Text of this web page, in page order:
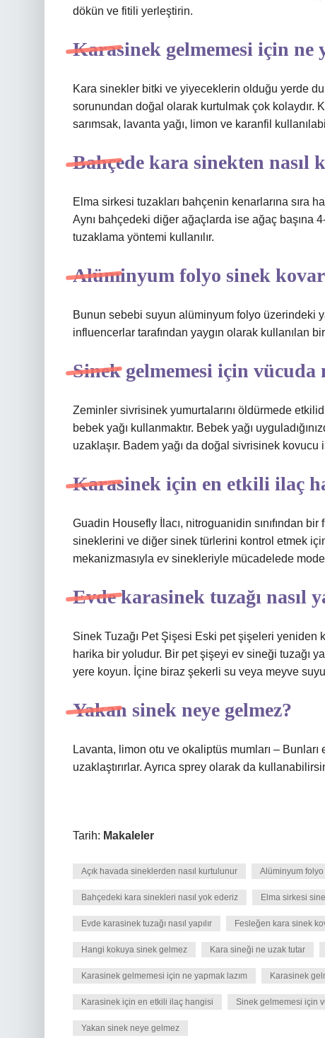
dökün ve fitili yerleştirin.
Karasinek gelmemesi için ne
Kara sinekler bitki ve yiyeceklerin olduğu yerde
sorunundan doğal olarak kurtulmak çok kolaydır.
sarımsak, lavanta yağı, limon ve karanfil
Bahçede kara sinekten
Elma sirkesi tuzakları bahçenin kenarlarına sıra
Aynı bahçedeki diğer ağaçlarda ise ağaç başına
tuzaklama yöntemi kullanılır.
Alüminyum folyo sinek kovar
Bunun sebebi suyun alüminyum folyo üzerindeki
influencerlar tarafından yaygın olarak kullanılan
Sinek gelmemesi için vücuda
Zeminler sivrisinek yumurtalarını öldürmede
bebek yağı kullanmaktır. Bebek yağı
uzaklaşır. Badem yağı da doğal sivrisinek kovucu
Karasinek için en etkili ilaç
Guadin Housefly İlacı, nitroguanidin sınıfından
sineklerini ve diğer sinek türlerini kontrol etmek için
mekanizmasıyla ev sinekleriyle mücadelede
Evde karasinek tuzağı nasıl
Sinek Tuzağı Pet Şişesi Eski pet şişeleri yeniden
harika bir yoludur. Bir pet şişeyi ev sineği tuzağı
yere koyun. İçine biraz şekerli su veya meyve
Yakan sinek neye gelmez?
Lavanta, limon otu ve okaliptüs mumları –
uzaklaştırırlar. Ayrıca sprey olarak da
Tarih: Makaleler
Açık havada sineklerden nasıl kurtulunur Alüminyum folyo
Bahçedeki kara sinekleri nasıl yok ederiz Elma sirkesi
Evde karasinek tuzağı nasıl yapılır Fesleğen kara sinek
Hangi kokuya sinek gelmez Kara sineği ne uzak tutar
Karasinek gelmemesi için ne yapmak lazım Karasinek
Karasinek için en etkili ilaç hangisi Sinek gelmemesi için
Yakan sinek neye gelmez